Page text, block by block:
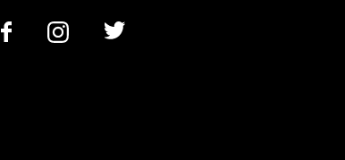
Facebook Instagram